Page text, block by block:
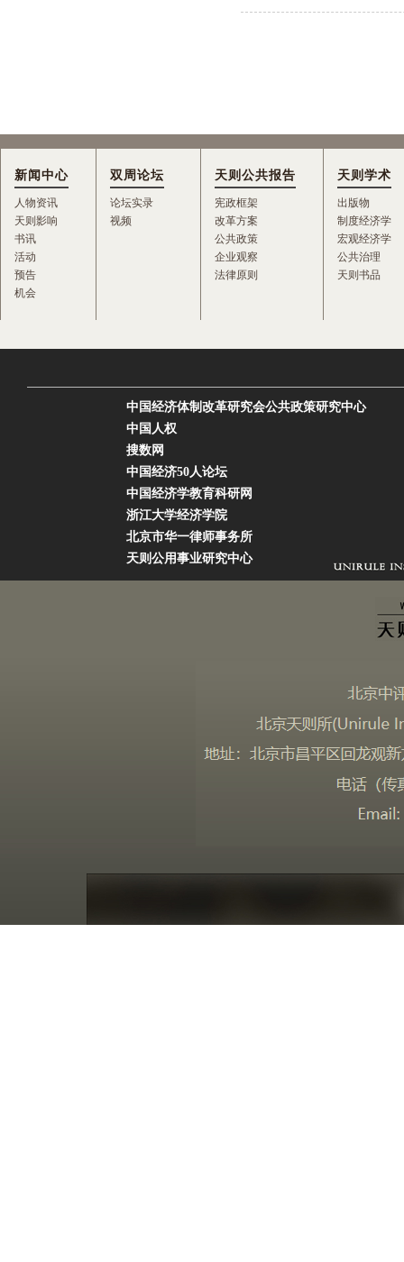
新闻中心
人物资讯
天则影响
书讯
活动
预告
机会
双周论坛
论坛实录
视频
天则公共报告
宪政框架
改革方案
公共政策
企业观察
法律原则
天则学术
出版物
制度经济学
宏观经济学
公共治理
天则书品
中国经济体制改革研究会公共政策研究中心
中国人权
搜数网
中国经济50人论坛
中国经济学教育科研网
浙江大学经济学院
北京市华一律师事务所
天则公用事业研究中心